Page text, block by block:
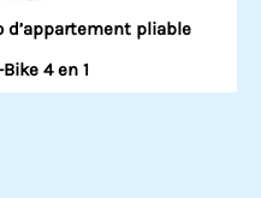
d’appartement pliable
4 en 1